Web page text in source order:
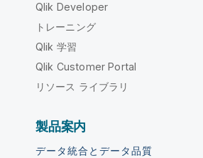
Qlik Developer
トレーニング
Qlik 学習
Qlik Customer Portal
リソース ライブラリ
製品案内
データ統合とデータ品質